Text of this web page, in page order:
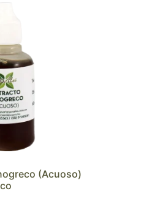
(Acuoso)